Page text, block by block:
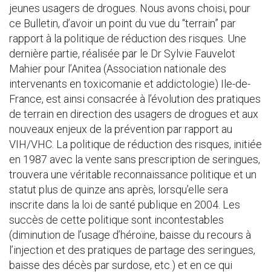
jeunes usagers de drogues. Nous avons choisi, pour
ce Bulletin, d’avoir un point du vue du “terrain” par
rapport à la politique de réduction des risques. Une
dernière partie, réalisée par le Dr Sylvie Fauvelot
Mahier pour l’Anitea (Association nationale des
intervenants en toxicomanie et addictologie) Ile-de-
France, est ainsi consacrée à l’évolution des pratiques
de terrain en direction des usagers de drogues et aux
nouveaux enjeux de la prévention par rapport au
VIH/VHC. La politique de réduction des risques, initiée
en 1987 avec la vente sans prescription de seringues,
trouvera une véritable reconnaissance politique et un
statut plus de quinze ans après, lorsqu’elle sera
inscrite dans la loi de santé publique en 2004. Les
succès de cette politique sont incontestables
(diminution de l’usage d’héroïne, baisse du recours à
l’injection et des pratiques de partage des seringues,
baisse des décès par surdose, etc.) et en ce qui